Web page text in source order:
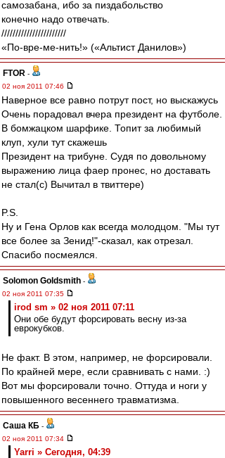
самозабана, ибо за пиздабольство
конечно надо отвечать.
///////////////////////
«По-вре-ме-нить!» («Альтист Данилов»)
FTOR -
02 ноя 2011 07:46
Наверное все равно потрут пост, но выскажусь
Очень порадовал вчера президент на футболе.
В бомжацком шарфике. Топит за любимый
клуп, хули тут скажешь
Президент на трибуне. Судя по довольному
выражению лица фаер пронес, но доставать
не стал(с) Вычитал в твиттере)
P.S.
Ну и Гена Орлов как всегда молодцом. "Мы тут
все более за Зенид!"-сказал, как отрезал.
Спасибо посмеялся.
Solomon Goldsmith -
02 ноя 2011 07:35
irod sm » 02 ноя 2011 07:11
Они обе будут форсировать весну из-за
еврокубков.
Не факт. В этом, например, не форсировали.
По крайней мере, если сравнивать с нами. :)
Вот мы форсировали точно. Оттуда и ноги у
повышенного весеннего травматизма.
Саша КБ -
02 ноя 2011 07:34
Yarri » Сегодня, 04:39